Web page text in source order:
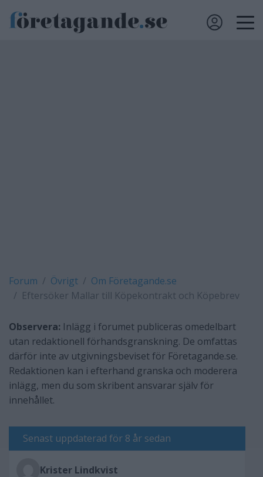
Forum Övrigt
Om Företagande.se
Eftersöker Mallar till Köpekontrakt och Köpebrev
Observera: Inlägg i forumet publiceras omedelbart
utan redaktionell förhandsgranskning. De omfattas
därför inte av utgivningsbeviset för Företagande.se.
Redaktionen kan i efterhand granska och moderera
inlägg, men du som skribent ansvarar själv för
innehållet.
Senast uppdaterad för 8 år sedan
Krister Lindkvist